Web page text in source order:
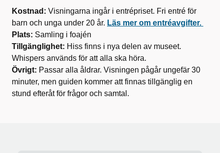
Kostnad: Visningarna ingår i entrépriset. Fri entré för
barn och unga under 20 år. Läs mer om entréavgifter.
Plats: Samling i foajén
Tillgänglighet: Hiss finns i nya delen av museet.
Whispers används för att alla ska höra.
Övrigt: Passar alla åldrar. Visningen pågår ungefär 30
minuter, men guiden kommer att finnas tillgänglig en
stund efteråt för frågor och samtal.